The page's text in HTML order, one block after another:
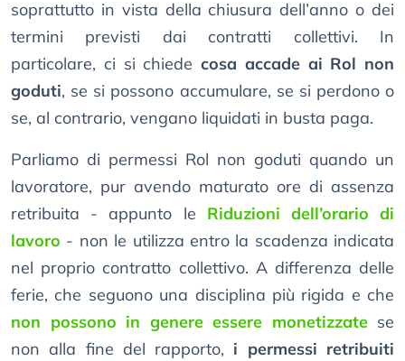
soprattutto in vista della chiusura dell’anno o dei
termini previsti dai contratti collettivi. In
particolare, ci si chiede cosa accade ai Rol non
goduti, se si possono accumulare, se si perdono o
se, al contrario, vengano liquidati in busta paga.
Parliamo di permessi Rol non goduti quando un
lavoratore, pur avendo maturato ore di assenza
retribuita - appunto le Riduzioni dell’orario di
lavoro - non le utilizza entro la scadenza indicata
nel proprio contratto collettivo. A differenza delle
ferie, che seguono una disciplina più rigida e che
non possono in genere essere monetizzatese
non alla fine del rapporto, i permessi retribuiti